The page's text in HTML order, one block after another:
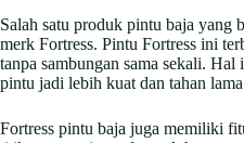
Salah satu produk pintu baja yang
merk Fortress. Pintu Fortress ini
tanpa sambungan sama sekali.
pintu jadi lebih kuat dan tahan
Fortress pintu baja juga memiliki